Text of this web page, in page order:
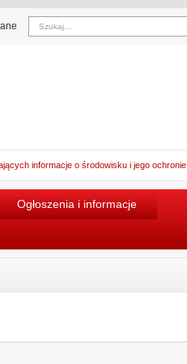
informacje o środowisku i jego ochronie.
Ogłoszenia i informacje